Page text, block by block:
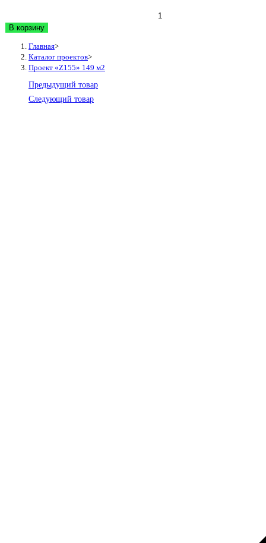
В корзину
Главная>
Каталог проектов>
Проект «Z155» 149 м2
Предыдущий товар
Следующий товар